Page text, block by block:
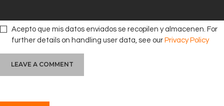
Acepto que mis datos enviados se recopilen y almacenen. For
further details on handling user data, see our Privacy Policy